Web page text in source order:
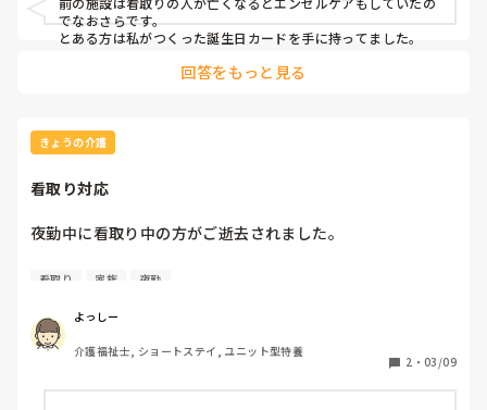
から離れません。よく亡くなっても聴力は残っている？とい
うじゃないですか、何かもっと良い言葉をかけられたらよか
職員が出勤してからもなんとか持ち堪えていました。
最後のお見送りでストレッチャー？に移乗させるとき、まだ
背中に温もりを感じ本当に今にでも起きてくるんじゃないか
と思えるほどでした。
し眠り、今ようやっと涙がボロボロ溢れています。
この仕事をしていたらこういうことはあることだし、毎回引
きずってしまったら続かないと分かっています。ただ、新卒
で入職した時からの付き合いだったし、初めてお看取りさせ
ていただいたというのもあってより悲しさを感じています。
でなおさらです。
とある方は私がつくった誕生日カードを手に持ってました。
回答をもっと見る
きょうの介護
看取り対応
夜勤中に看取り中の方がご逝去されました。
30分おきに様子を見に行って、酸素もこまめに測っていたの
お看取りすること自体初めてで、酸素低めだけれどもまだ反
応良いしまだ大丈夫そうかなと思っていましたが今思えばあ
れが下顎呼吸だったのかなと...。もう少し早めに連絡できれ
ば家族様がお看取りすることできたのかなと後悔が残ってい
看取り 家族 夜勤
よっしー
介護福祉士, ショートステイ, ユニット型特養
2 ・ 03/09